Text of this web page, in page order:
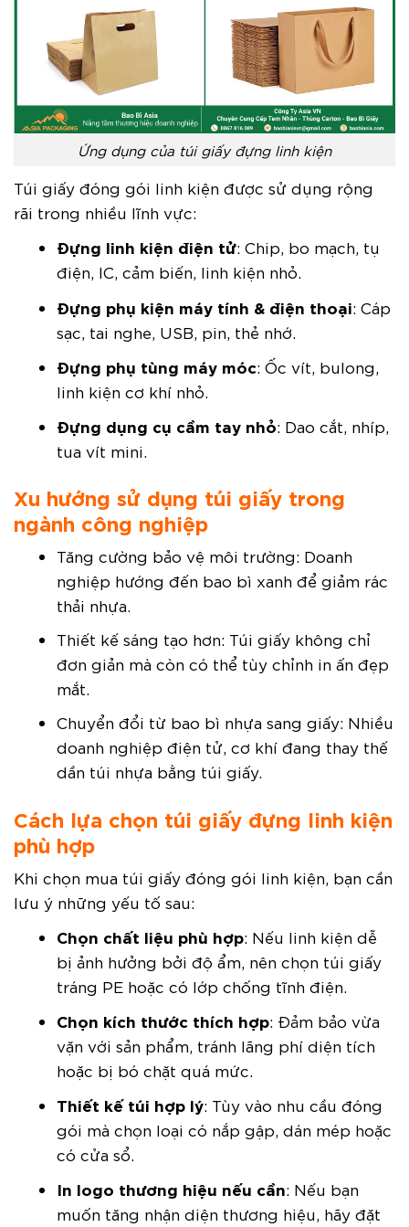
Ứng dụng của túi giấy đựng linh kiện
Túi giấy đóng gói linh kiện được sử dụng rộng
rãi trong nhiều lĩnh vực:
Đựng linh kiện điện tử: Chip, bo mạch, tụ
điện, IC, cảm biến, linh kiện nhỏ.
Đựng phụ kiện máy tính & điện thoại: Cáp
sạc, tai nghe, USB, pin, thẻ nhớ.
Đựng phụ tùng máy móc: Ốc vít, bulong,
linh kiện cơ khí nhỏ.
Đựng dụng cụ cầm tay nhỏ: Dao cắt, nhíp,
tua vít mini.
Xu hướng sử dụng túi giấy trong
ngành công nghiệp
Tăng cường bảo vệ môi trường: Doanh
nghiệp hướng đến bao bì xanh để giảm rác
thải nhựa.
Thiết kế sáng tạo hơn: Túi giấy không chỉ
đơn giản mà còn có thể tùy chỉnh in ấn đẹp
mắt.
Chuyển đổi từ bao bì nhựa sang giấy: Nhiều
doanh nghiệp điện tử, cơ khí đang thay thế
dần túi nhựa bằng túi giấy.
Cách lựa chọn túi giấy đựng linh kiện
phù hợp
Khi chọn mua túi giấy đóng gói linh kiện, bạn cần
lưu ý những yếu tố sau:
Chọn chất liệu phù hợp: Nếu linh kiện dễ
bị ảnh hưởng bởi độ ẩm, nên chọn túi giấy
tráng PE hoặc có lớp chống tĩnh điện.
Chọn kích thước thích hợp: Đảm bảo vừa
vặn với sản phẩm, tránh lãng phí diện tích
hoặc bị bó chặt quá mức.
Thiết kế túi hợp lý: Tùy vào nhu cầu đóng
gói mà chọn loại có nắp gập, dán mép hoặc
có cửa sổ.
In logo thương hiệu nếu cần: Nếu bạn
muốn tăng nhận diện thương hiệu, hãy đặt